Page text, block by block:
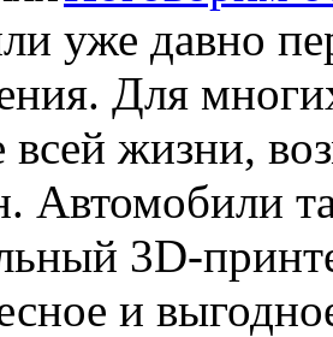
уже давно
Для
всей жизни,
Автомобили